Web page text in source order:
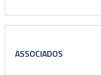
ASSOCIADOS